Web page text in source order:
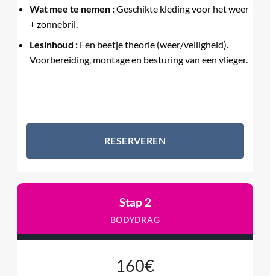
Wat mee te nemen :Geschikte kleding voor het weer
+ zonnebril.
Lesinhoud : Een beetje theorie (weer/veiligheid).
Voorbereiding, montage en besturing van een vlieger.
RESERVEREN
Stap 2
BODYDRAG
160€